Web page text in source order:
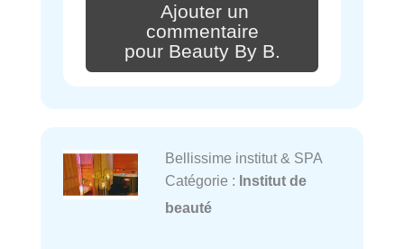
Ajouter un
commentaire
pour Beauty By B.
Bellissime institut & SPA
Catégorie : Institut de
beauté